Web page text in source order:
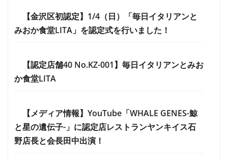
【金沢区初認定】1/4（日）「毎日イタリアンと
みおか食堂LITA」を認定式を行いました！
【認定店舗40 No.KZ-001】毎日イタリアンとみお
か食堂LITA
【メディア情報】YouTube「WHALE GENES-鯨
と星の遺伝子-」に認定店レストランヤンキイス石
野店長と会長田中出演！